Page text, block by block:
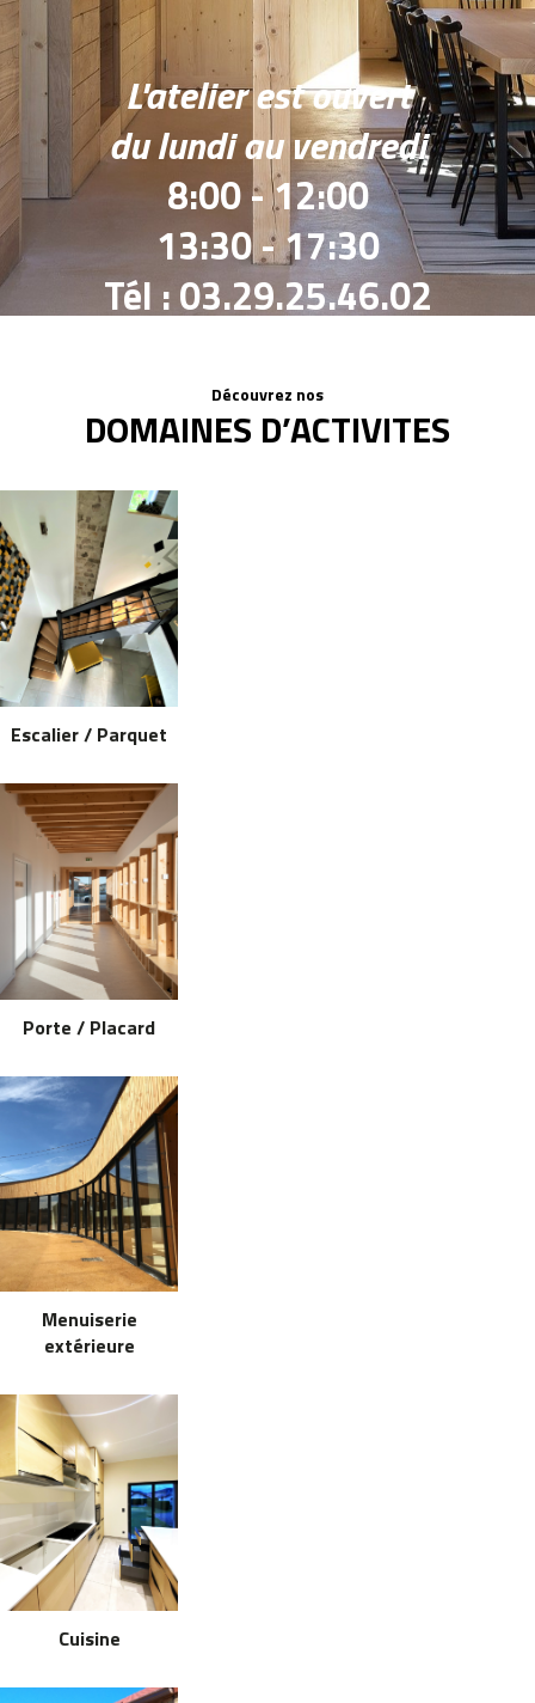
L'atelier est ouvert
du lundi au vendredi
8:00 - 12:00
13:30 - 17:30
Tél : 03.29.25.46.02
Découvrez nos
DOMAINES D’ACTIVITES
Escalier / Parquet
Porte / Placard
Menuiserie
extérieure
Cuisine